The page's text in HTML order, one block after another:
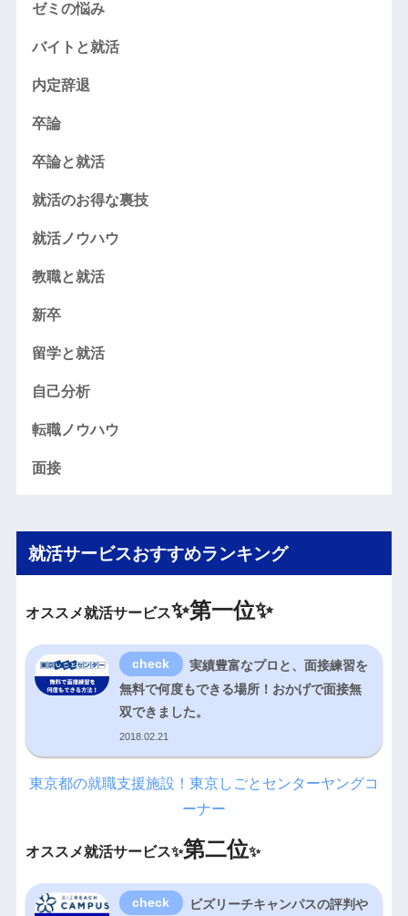
ゼミの悩み
バイトと就活
内定辞退
卒論
卒論と就活
就活のお得な裏技
就活ノウハウ
教職と就活
新卒
留学と就活
自己分析
転職ノウハウ
面接
就活サービスおすすめランキング
オススメ就活サービス✨第一位✨
実績豊富なプロと、面接練習を
無料で何度もできる場所！おかげで面接無
双できました。
2018.02.21
東京都の就職支援施設！東京しごとセンターヤングコ
ーナー
オススメ就活サービス✨第二位✨
ビズリーチキャンパスの評判や